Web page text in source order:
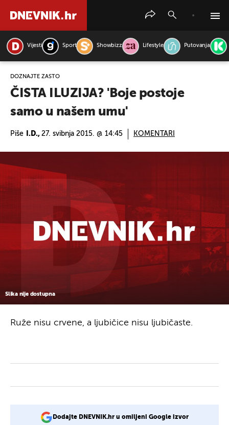
Vijesti Sport Showbizz Lifestyle Putovanja
DOZNAJTE ZAŠTO
ČISTA ILUZIJA? 'Boje postoje
samo u našem umu'
Piše I.D., 27. svibnja 2015. @ 14:45 KOMENTARI
Slika nije dostupna
Ruže nisu crvene, a ljubičice nisu ljubičaste.
Dodajte DNEVNIK.hr u omiljeni Google izvor
PRETRAŽITE VIJESTI